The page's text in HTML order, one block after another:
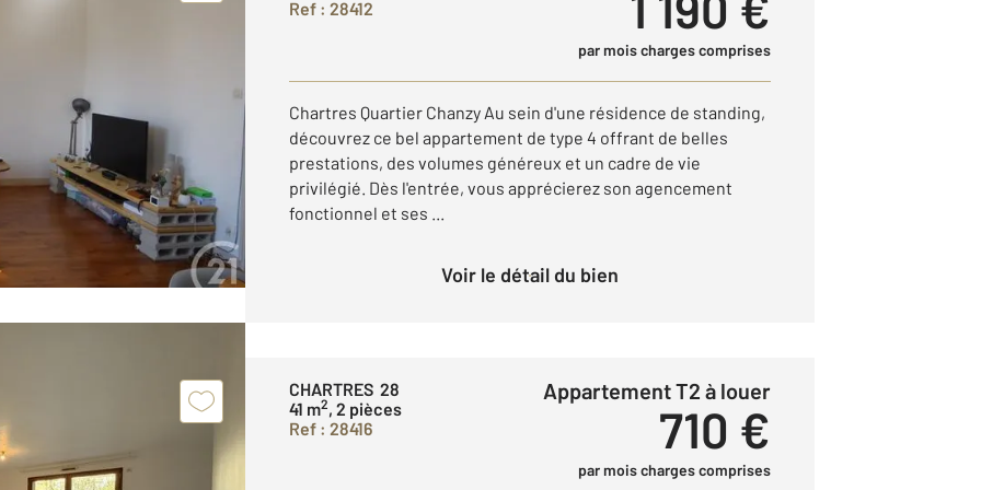
Ref : 28412
par mois charges comprises
Chartres Quartier Chanzy Au sein d'une résidence de standing,
découvrez ce bel appartement de type 4 offrant de belles
prestations, des volumes généreux et un cadre de vie
privilégié. Dès l'entrée, vous apprécierez son agencement
fonctionnel et ses ...
Voir le détail du bien
CHARTRES 28
41 m2, 2 pièces
Ref : 28416
Appartement T2 à louer
710 €
par mois charges comprises